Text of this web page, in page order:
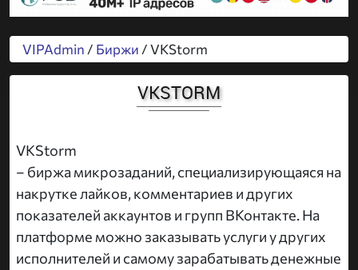
VIPAdmin / Биржи / VKStorm
VKSTORM
VKStorm
– биржа микрозаданий, специализирующаяся на
накрутке лайков, комментариев и других
показателей аккаунтов и групп ВКонтакте. На
платформе можно заказывать услуги у других
исполнителей и самому зарабатывать денежные